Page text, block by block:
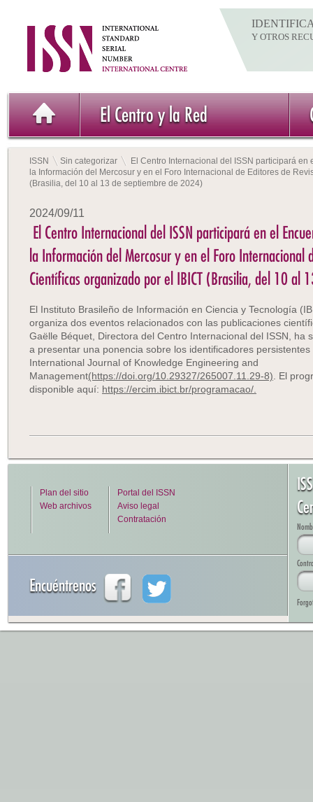
Y OTROS
El Centro y la Red
ISSN Sin categorizar
El Centro Internacional del ISSN participará
la Información del Mercosur y en el Foro Internacional de Editores de
(Brasilia, del 10 al 13 de septiembre de 2024)
2024/09/11
El Centro Internacional del ISSN participará en el
la Información del Mercosur y en el Foro Internacional
Científicas organizado por el IBICT (Brasilia, del 10 al
El Instituto Brasileño de Información en Ciencia y Tecnología
organiza dos eventos relacionados con las publicaciones
Gaëlle Béquet, Directora del Centro Internacional del ISSN, ha
a presentar una ponencia sobre los identificadores
International Journal of Knowledge Engineering and
Management(https://doi.org/10.29327/265007.11.29-8) . El
disponible aquí: https://ercim.ibict.br/programacao/.
Plan del sitio
Web archivos
Portal del ISSN
Aviso legal
Contratación
Encuéntrenos